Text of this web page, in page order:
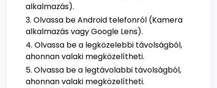
alkalmazás).
Olvassa be Android telefonról (Kamera
alkalmazás vagy Google Lens).
Olvassa be a legközelebbi távolságból,
ahonnan valaki megközelítheti.
Olvassa be a legtávolabbi távolságból,
ahonnan valaki megközelítheti.